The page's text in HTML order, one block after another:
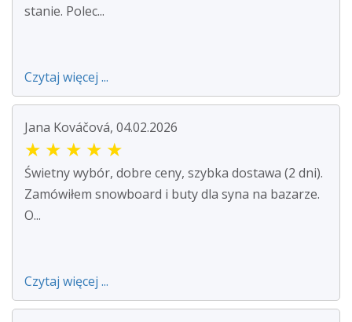
stanie. Polec...
Czytaj więcej ...
Jana Kováčová, 04.02.2026
★ ★ ★ ★ ★
Świetny wybór, dobre ceny, szybka dostawa (2 dni).
Zamówiłem snowboard i buty dla syna na bazarze.
O...
Czytaj więcej ...